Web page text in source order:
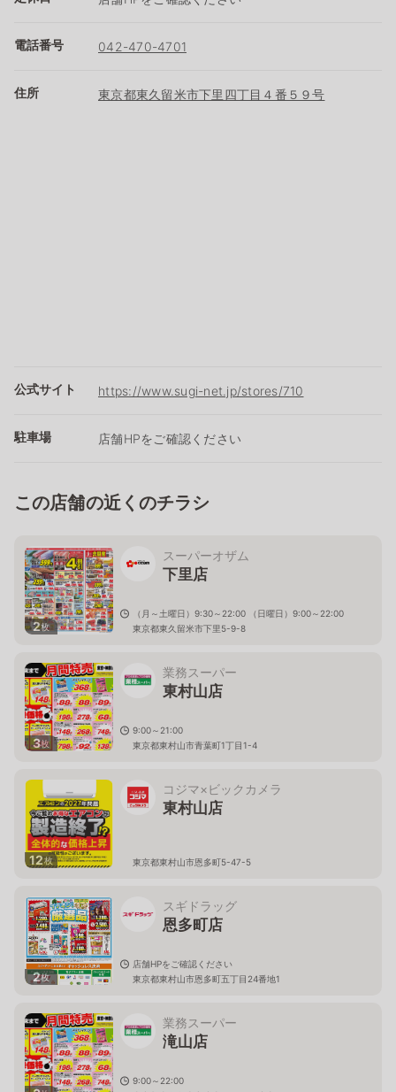
電話番号 042-470-4701
住所 東京都東久留米市下里四丁目４番５９号
公式サイト https://www.sugi-net.jp/stores/710
駐車場 店舗HPをご確認ください
この店舗の近くのチラシ
2枚
スーパーオザム
下里店
（月～土曜日）9:30～22:00 （日曜日）9:00～22:00
東京都東久留米市下里5-9-8
3枚
業務スーパー
東村山店
9:00～21:00
東京都東村山市青葉町1丁目1-4
12枚
コジマ×ビックカメラ
東村山店
東京都東村山市恩多町5-47-5
2枚
スギドラッグ
恩多町店
店舗HPをご確認ください
東京都東村山市恩多町五丁目24番地1
業務スーパー
滝山店
9:00～22:00